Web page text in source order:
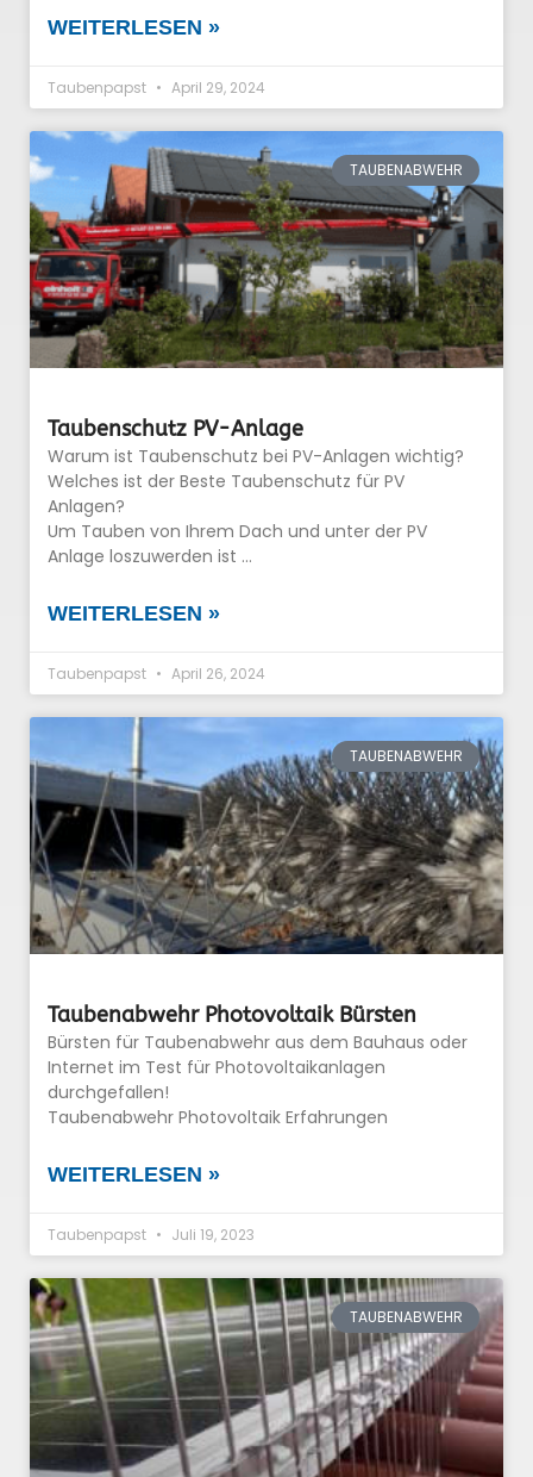
WEITERLESEN »
Taubenpapst April 29, 2024
TAUBENABWEHR
Taubenschutz PV-Anlage
Warum ist Taubenschutz bei PV-Anlagen wichtig?
Welches ist der Beste Taubenschutz für PV
Anlagen?
Um Tauben von Ihrem Dach und unter der PV
Anlage loszuwerden ist …
WEITERLESEN »
Taubenpapst April 26, 2024
TAUBENABWEHR
Taubenabwehr Photovoltaik Bürsten
Bürsten für Taubenabwehr aus dem Bauhaus oder
Internet im Test für Photovoltaikanlagen
durchgefallen!
Taubenabwehr Photovoltaik Erfahrungen
WEITERLESEN »
Taubenpapst Juli 19, 2023
TAUBENABWEHR